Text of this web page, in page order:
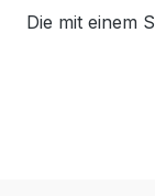
Die mit einem